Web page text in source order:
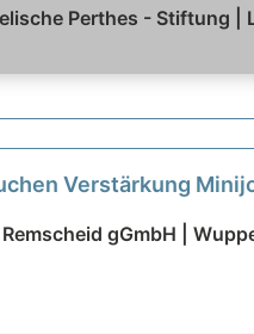
Perthes - Stiftung |
Verstärkung
gGmbH |